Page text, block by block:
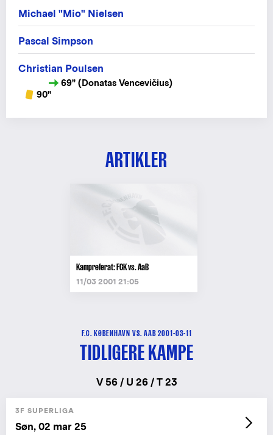
Michael "Mio" Nielsen
Pascal Simpson
Christian Poulsen
69" (Donatas Vencevičius)
90"
ARTIKLER
Kampreferat: FCK vs. AaB
11/03 2001 21:05
F.C. KØBENHAVN VS. AAB 2001-03-11
TIDLIGERE KAMPE
V 56 / U 26 / T 23
3F SUPERLIGA
Søn, 02 mar 25